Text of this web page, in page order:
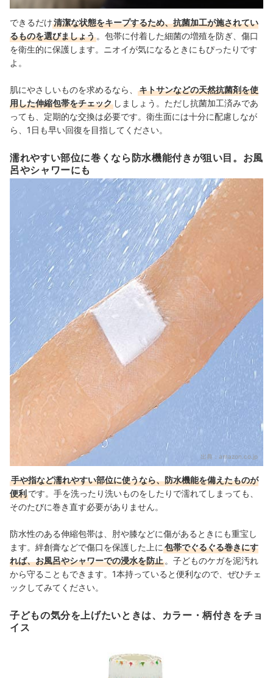
できるだけ清潔な状態をキープするため、抗菌加工が施されてい
るものを選びましょう 。包帯に付着した細菌の増殖を防ぎ、傷口
を衛生的に保護します。ニオイが気になるときにもぴったりです
よ。
肌にやさしいものを求めるなら、
キトサンなどの天然抗菌剤を使
用した伸縮包帯をチェック しましょう。ただし抗菌加工済みであ
っても、定期的な交換は必要です。衛生面には十分に配慮しなが
ら、1日も早い回復を目指してください。
濡れやすい部位に巻くなら防水機能付きが狙い目。お風
呂やシャワーにも
出典： amazon.co.jp
手や指など濡れやすい部位に使うなら、防水機能を備えたものが
便利です。手を洗ったり洗いものをしたりで濡れてしまっても、
そのたびに巻き直す必要がありません。
防水性のある伸縮包帯は、肘や膝などに傷があるときにも重宝し
ます。絆創膏などで傷口を保護した上に 包帯でぐるぐる巻きにす
れば、お風呂やシャワーでの浸水を防止 。子どものケガを泥汚れ
から守ることもできます。1本持っていると便利なので、ぜひチェ
ックしてみてください。
子どもの気分を上げたいときは、カラー・柄付きをチョ
イス